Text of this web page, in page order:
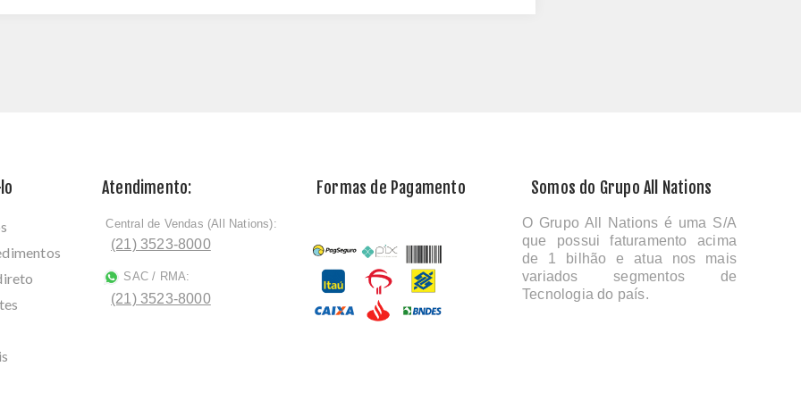
Atendimento:
ﾠCentral de Vendas (All Nations):
(21) 3523-8000
SAC / RMA:
(21) 3523-8000
Formas de Pagamento Somos do Grupo All Nations
O Grupo All Nations é uma S/A
que possui faturamento acima
de 1 bilhão e atua nos mais
variados segmentos de
Tecnologia do país.